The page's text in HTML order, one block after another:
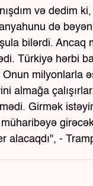
və dedim
də
bilərdi. Ancaq
Türkiyə hərbi
milyonlarla
almağa
Girmək
alacaqdı", -